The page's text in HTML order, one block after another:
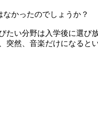
かったのでしょうか？
い分野は入学後に選び
突然、音楽だけになると